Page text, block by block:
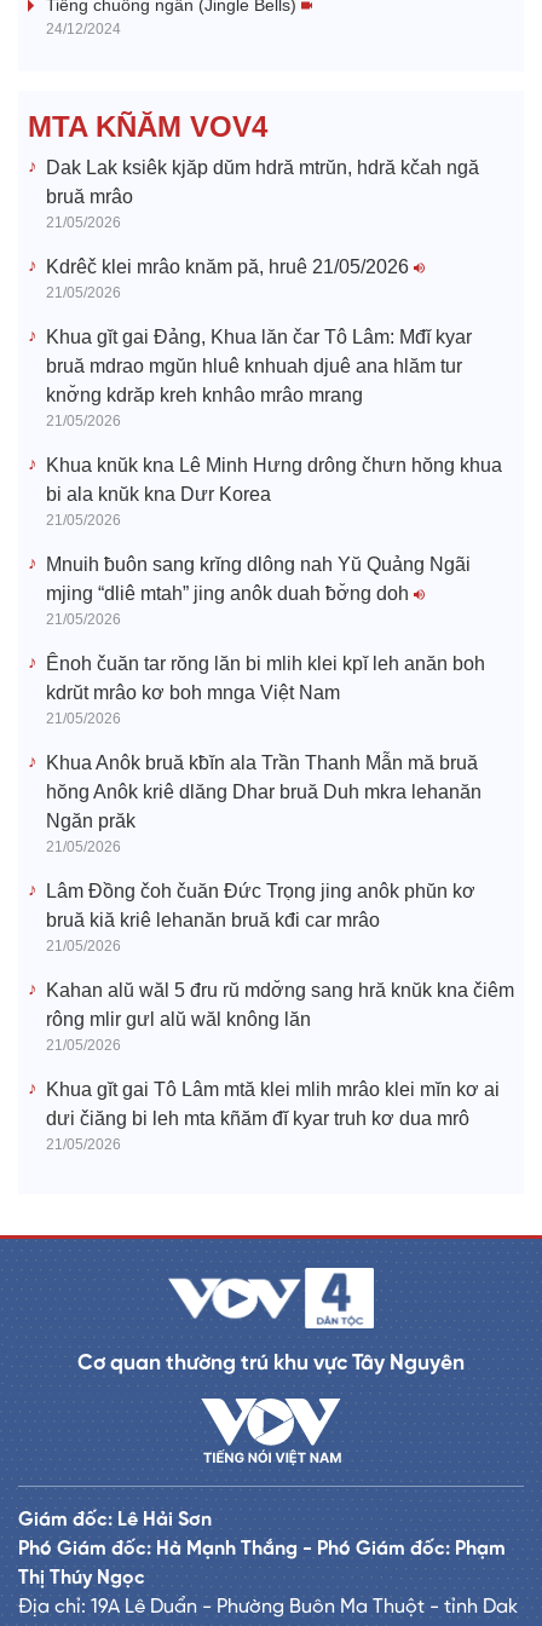
o
Tiếng chuông ngân (Jingle Bells)
24/12/2024
MTA KÑĂM VOV4
Dak Lak ksiêk kjăp dŭm hdră mtrŭn, hdră kčah ngă
bruă mrâo
21/05/2026
Kdrêč klei mrâo knăm pă, hruê 21/05/2026
21/05/2026
Khua gĭt gai Đảng, Khua lăn čar Tô Lâm: Mđĭ kyar
bruă mdrao mgŭn hluê knhuah djuê ana hlăm tur
knơ̆ng kdrăp kreh knhâo mrâo mrang
21/05/2026
Khua knŭk kna Lê Minh Hưng drông čhưn hŏng khua
bi ala knŭk kna Dưr Korea
21/05/2026
Mnuih ƀuôn sang krĭng dlông nah Yŭ Quảng Ngãi
mjing “dliê mtah” jing anôk duah ƀơ̆ng doh
21/05/2026
Ênoh čuăn tar rŏng lăn bi mlih klei kpĭ leh anăn boh
kdrŭt mrâo kơ boh mnga Việt Nam
21/05/2026
Khua Anôk bruă kƀĭn ala Trần Thanh Mẫn mă bruă
hŏng Anôk kriê dlăng Dhar bruă Duh mkra lehanăn
Ngăn prăk
21/05/2026
Lâm Đồng čoh čuăn Đức Trọng jing anôk phŭn kơ
bruă kiă kriê lehanăn bruă kđi car mrâo
21/05/2026
Kahan alŭ wăl 5 đru rŭ mdơ̆ng sang hră knŭk kna čiêm
rông mlir gưl alŭ wăl knông lăn
21/05/2026
Khua gĭt gai Tô Lâm mtă klei mlih mrâo klei mĭn kơ ai
dưi čiăng bi leh mta kñăm đĭ kyar truh kơ dua mrô
21/05/2026
Cơ quan thường trú khu vực Tây Nguyên
Giám đốc: Lê Hải Sơn
Phó Giám đốc: Hà Mạnh Thắng - Phó Giám đốc: Phạm
Thị Thúy Ngọc
Địa chỉ: 19A Lê Duẩn - Phường Buôn Ma Thuột - tỉnh Dak